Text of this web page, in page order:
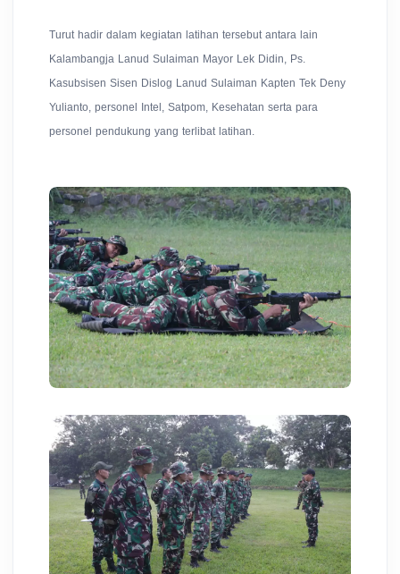
Turut hadir dalam kegiatan latihan tersebut antara lain
Kalambangja Lanud Sulaiman Mayor Lek Didin, Ps.
Kasubsisen Sisen Dislog Lanud Sulaiman Kapten Tek Deny
Yulianto, personel Intel, Satpom, Kesehatan serta para
personel pendukung yang terlibat latihan.